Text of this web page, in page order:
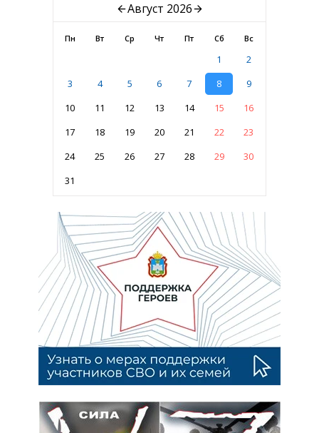
Август 2026
Пн Вт Ср Чт Пт Сб Вс
1
2
3
4 5 6 7 8
9
10
11 12 13 14 15
16
17
18 19 20 21 22
23
24
25 26 27 28 29
30
31